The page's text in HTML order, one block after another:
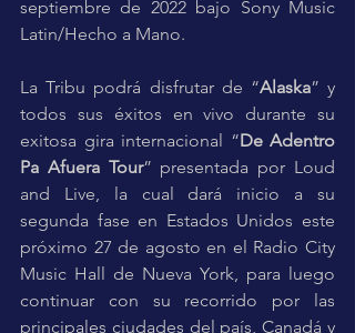
septiembre de 2022 bajo Sony Music
Latin/Hecho a Mano.
La Tribu podrá disfrutar de “Alaska” y
todos sus éxitos en vivo durante su
exitosa gira internacional “De Adentro
Pa Afuera Tour” presentada por Loud
and Live, la cual dará inicio a su
segunda fase en Estados Unidos este
próximo 27 de agosto en el Radio City
Music Hall de Nueva York, para luego
continuar con su recorrido por las
principales ciudades del país, Canadá y